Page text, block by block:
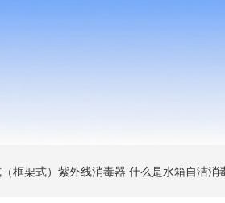
框架式）紫外线消毒器 什么是水箱自洁消